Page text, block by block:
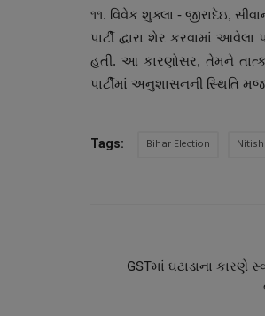
૧૧. વિવેક શુક્લા - જીરાદેઇ,
પાર્ટી દ્વારા શેર કરવામાં
હતી. આ કારણોસર, તેમને
પાર્ટીમાં અનુશાસનની સ્થિતિ
Tags: Bihar Election
GSTમાં ઘટાડાના
માટે સમસ્યા!